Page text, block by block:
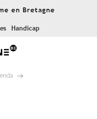
en Bretagne
Handicap